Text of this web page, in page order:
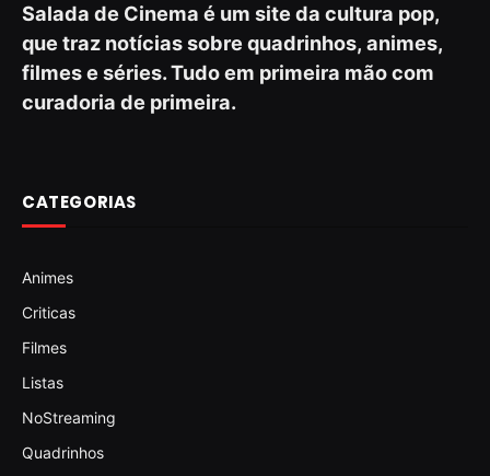
Salada de Cinema é um site da cultura pop,
que traz notícias sobre quadrinhos, animes,
filmes e séries. Tudo em primeira mão com
curadoria de primeira.
CATEGORIAS
Animes
Criticas
Filmes
Listas
NoStreaming
Quadrinhos